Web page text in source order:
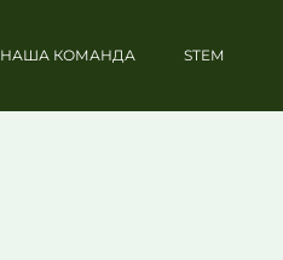
НАША КОМАНДА STEM